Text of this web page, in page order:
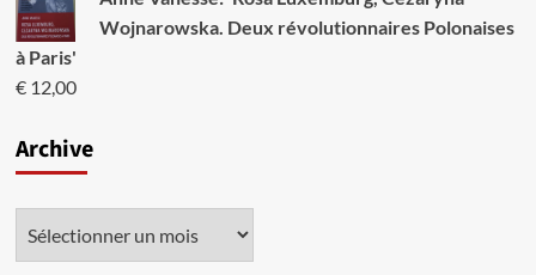
Wojnarowska. Deux révolutionnaires Polonaises
à Paris'
€12,00
Archive